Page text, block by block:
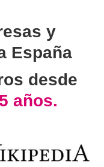
y
España
desde
años.